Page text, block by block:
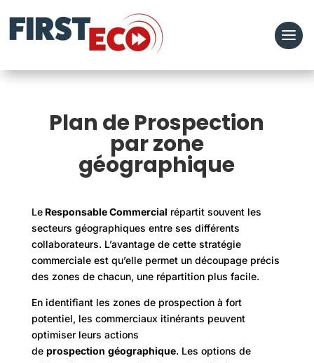
Plan de Prospection
par zone
géographique
LeResponsable Commercial répartit souvent les
secteurs géographiques entre ses différents
collaborateurs. L’avantage de cette stratégie
commerciale est qu’elle permet un découpage précis
des zones de chacun, une répartition plus facile.
En identifiant les zones de prospection à fort
potentiel, les commerciaux itinérants peuvent
optimiser leurs actions
de prospection géographique. Les options de